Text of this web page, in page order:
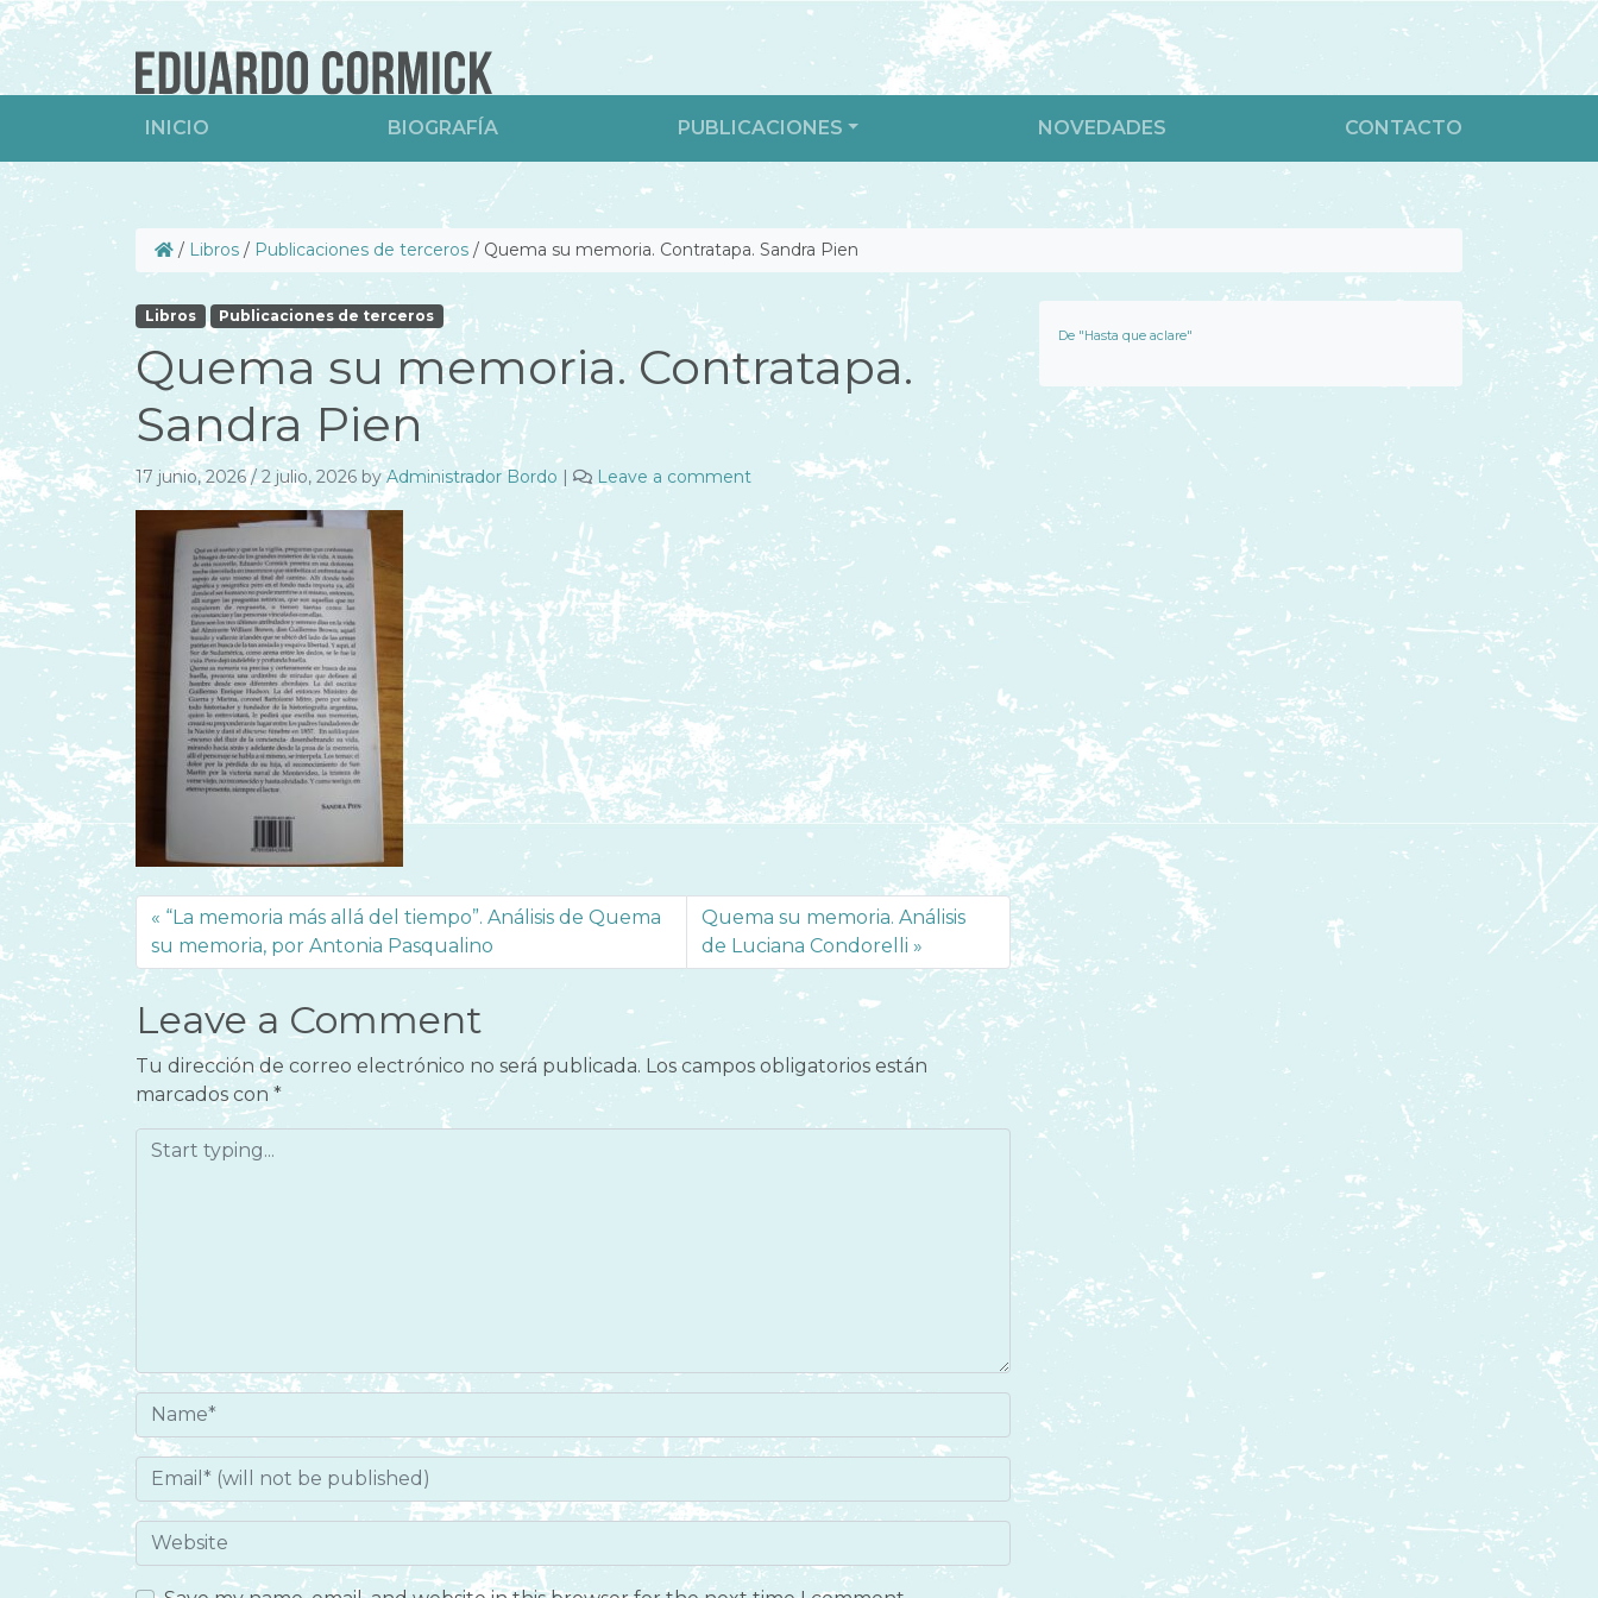
INICIO BIOGRAFÍA PUBLICACIONES NOVEDADES CONTACTO
/ Libros / Publicaciones de terceros / Quema su memoria. Contratapa. Sandra Pien
Libros Publicaciones de terceros
Quema su memoria. Contratapa.
Sandra Pien
17 junio, 2026 / 2 julio, 2026 byAdministrador Bordo | Leave a comment
“La memoria más allá del tiempo”. Análisis de Quema
su memoria, por Antonia Pasqualino
Quema su memoria. Análisis
de Luciana Condorelli
Leave a Comment
Tu dirección de correo electrónico no será publicada. Los campos obligatorios están
marcados con*
De "Hasta que aclare"